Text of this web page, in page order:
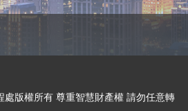
處版權所有 尊重智慧財產權 請勿任意轉